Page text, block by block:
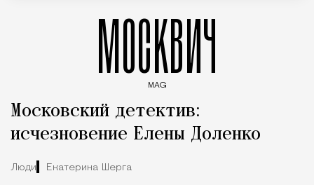
МОСКВИЧ
MAG
Московский детектив:
исчезновение Елены Доленко
Люди Екатерина Шерга